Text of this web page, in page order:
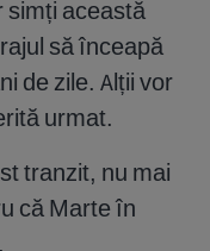
simți această
să înceapă
de zile. Alții vor
urmat.
tranzit, nu mai
că Marte în